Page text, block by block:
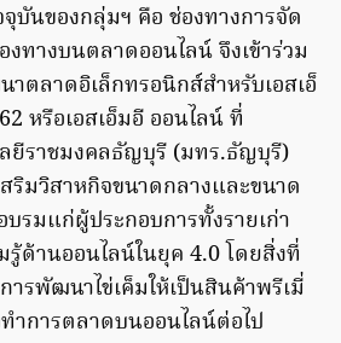
นของกลุ่มฯ คือ ช่องทางการจัด
งทางบนตลาดออนไลน์ จึงเข้าร่วม
าตลาดอิเล็กทรอนิกส์สำหรับเอสเอ็
หรือเอสเอ็มอี ออนไลน์ ที่
ยีราชมงคลธัญบุรี (มทร.ธัญบุรี)
ริมวิสาหกิจขนาดกลางและขนาด
รมแก่ผู้ประกอบการทั้งรายเก่า
รู้ด้านออนไลน์ในยุค 4.0 โดยสิ่งที่
รพัฒนาไข่เค็มให้เป็นสินค้าพรีเมี่
ำการตลาดบนออนไลน์ต่อไป